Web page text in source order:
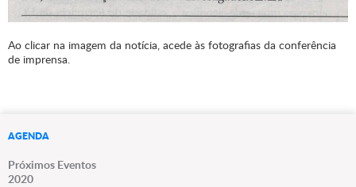
Ao clicar na imagem da notícia, acede às fotografias da conferência
de imprensa.
AGENDA
Próximos Eventos
2020